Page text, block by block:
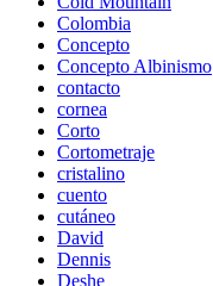
Colombia
Concepto
Concepto Albinismo
contacto
cornea
Corto
Cortometraje
cristalino
cuento
cutáneo
David
Dennis
Deshe